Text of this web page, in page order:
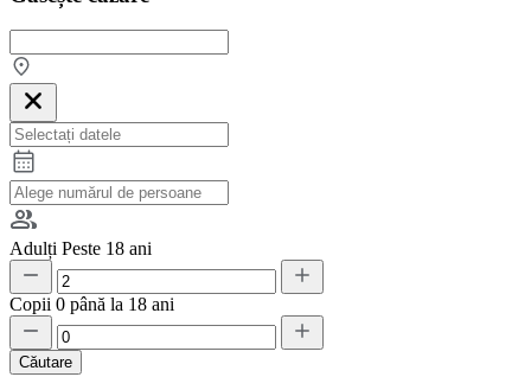
Adulți Peste 18 ani
Copii 0 până la 18 ani
Căutare